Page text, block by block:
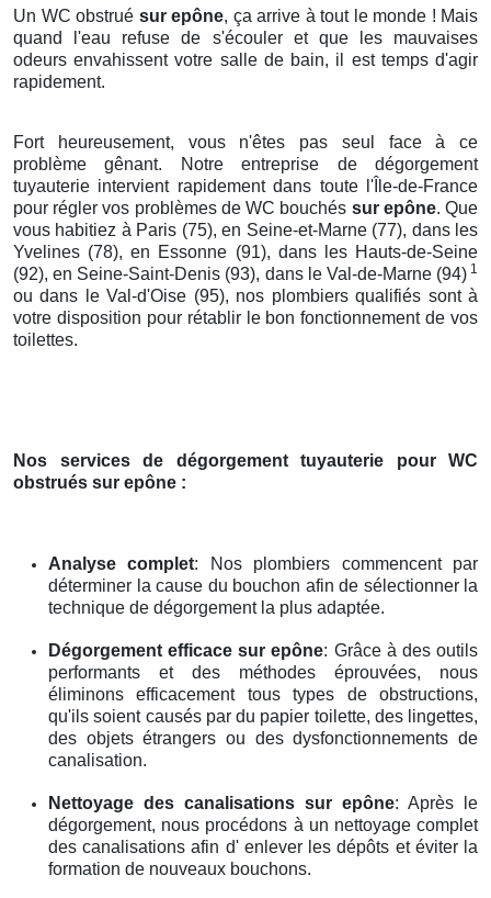
Un WC obstrué sur epône, ça arrive à tout le monde ! Mais
quand l'eau refuse de s'écouler et que les mauvaises
odeurs envahissent votre salle de bain, il est temps d'agir
rapidement.
Fort heureusement, vous n'êtes pas seul face à ce
problème gênant. Notre entreprise de dégorgement
tuyauterie intervient rapidement dans toute l'Île-de-France
pour régler vos problèmes de WC bouchés sur epône. Que
vous habitiez à Paris (75), en Seine-et-Marne (77), dans les
Yvelines (78), en Essonne (91), dans les Hauts-de-Seine
(92), en Seine-Saint-Denis (93), dans le Val-de-Marne (94)1
ou dans le Val-d'Oise (95), nos plombiers qualifiés sont à
votre disposition pour rétablir le bon fonctionnement de vos
toilettes.
Nos services de dégorgement tuyauterie pour WC
obstrués sur epône :
Analyse complet: Nos plombiers commencent par
déterminer la cause du bouchon afin de sélectionner la
technique de dégorgement la plus adaptée.
Dégorgement efficacesur epône: Grâce à des outils
performants et des méthodes éprouvées, nous
éliminons efficacement tous types de obstructions,
qu'ils soient causés par du papier toilette, des lingettes,
des objets étrangers ou des dysfonctionnements de
canalisation.
Nettoyage des canalisations sur epône: Après le
dégorgement, nous procédons à un nettoyage complet
des canalisations afin d' enlever les dépôts et éviter la
formation de nouveaux bouchons.